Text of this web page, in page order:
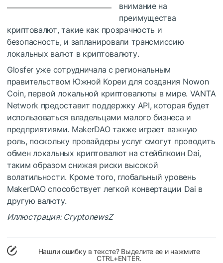
внимание на
преимущества
криптовалют, такие как прозрачность и
безопасность, и запланировали трансмиссию
локальных валют в криптовалюту.
Glosfer уже сотрудничала с региональным
правительством Южной Кореи для создания Nowon
Coin, первой локальной криптовалюты в мире. VANTA
Network предоставит поддержку API, которая будет
использоваться владельцами малого бизнеса и
предприятиями. MakerDAO также играет важную
роль, поскольку провайдеры услуг смогут проводить
обмен локальных криптовалют на стейблкоин Dai,
таким образом снижая риски высокой
волатильности. Кроме того, глобальный уровень
MakerDAO способствует легкой конвертации Dai в
другую валюту.
Иллюстрация: CryptonewsZ
Нашли ошибку в тексте? Выделите ее и нажмите
CTRL+ENTER.